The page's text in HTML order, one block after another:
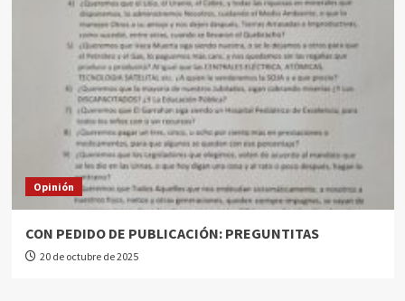
Opinión
CON PEDIDO DE PUBLICACIÓN: PREGUNTITAS
20 de octubre de 2025